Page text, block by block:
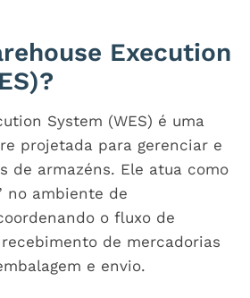
Execution
System (WES) é uma
projetada para gerenciar e
de armazéns. Ele atua como
no ambiente de
o fluxo de
de mercadorias
e envio.